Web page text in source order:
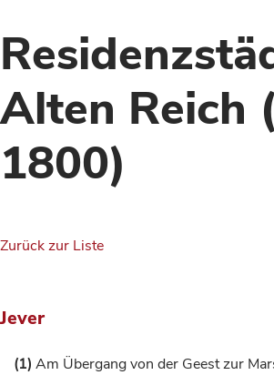
Alten Reich
1800)
Zurück zur Liste
Jever
(1) Am Übergang von der Geest zur